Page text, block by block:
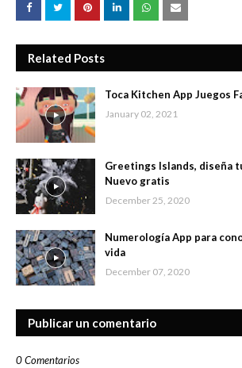
Related Posts
Toca Kitchen App Juegos
January 02, 2021
Greetings Islands, diseña
Nuevo gratis
December 25, 2020
Numerología App para
vida
December 07, 2020
Publicar un comentario
0 Comentarios